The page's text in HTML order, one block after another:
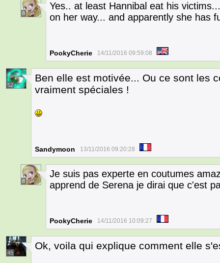
8
Yes.. at least Hannibal eat his
on her way... and apparently she has
PookyCherie 14/11/2016 09:59:08
52
Ben elle est motivée... Ou ce sont les
vraiment spéciales !
Sandymoon 13/11/2016 09:20:28
8
Je suis pas experte en coutumes
apprend de Serena je dirai que c'est
PookyCherie 14/11/2016 10:09:27
45
Ok, voila qui explique comment elle